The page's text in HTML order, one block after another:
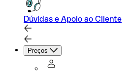
Dúvidas e Apoio ao Cliente
Preços